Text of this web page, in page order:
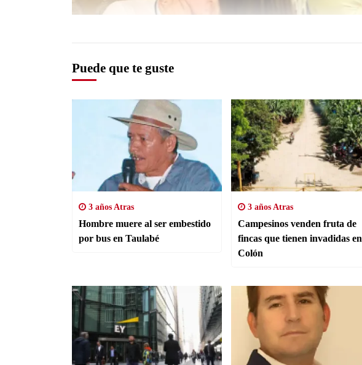
Puede que te guste
3 años Atras
Hombre muere al ser embestido
por bus en Taulabé
3 años Atras
Campesinos venden fruta de
fincas que tienen invadidas en
Colón